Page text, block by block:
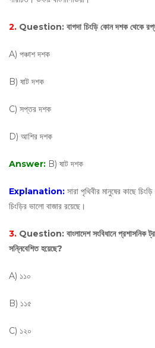
2. Question: বাগদা চিংড়ি কোন দশক থেকে
A) পঞ্চাশ দশক
B) ষাট দশক
C) সপ্তর দশক
D) আশির দশক
Answer: B) ষাট দশক
Explanation: সারা পৃথিবীর মানুষের কাছে
চিংড়ির ভালো বাজার রয়েছে।
3. Question: বাংলাদেশ সংবিধানে প্রশাসনিক
সন্নিবেশিত হয়েছে?
A) ১১০
B) ১১৫
C) ১২০